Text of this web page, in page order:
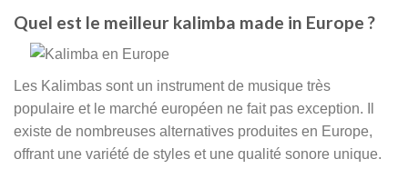
Quel est le meilleur kalimba made in Europe ?
Les Kalimbas sont un instrument de musique très
populaire et le marché européen ne fait pas exception. Il
existe de nombreuses alternatives produites en Europe,
offrant une variété de styles et une qualité sonore unique.